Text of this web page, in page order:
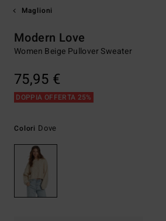
Maglioni
Modern Love
Women Beige Pullover Sweater
75,95 €
DOPPIA OFFERTA 25%
Colori Dove